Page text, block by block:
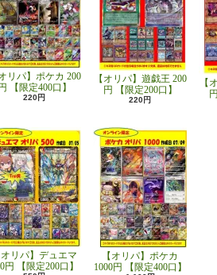
リパ】ポケカ 200
【限定400口】
220円
【オリパ】遊戯王 200
円 【限定200口】
220円
【
リパ】デュエマ
円 【限定200口】
【オリパ】ポケカ
1000円 【限定400口】